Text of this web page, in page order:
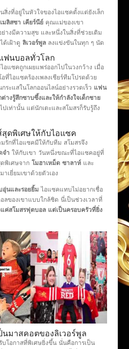
สิ่งที่อยู่ในหัวใจของไอแซคตั้งแต่ยังเล็ก
เมลิสซา เคียร์นีย์คุณแม่ของเขา
างมีความสุข และหนึ่งในสิ่งที่ช่วยเติม
ด้เฝ้าดู ลิเวอร์พูลลงแข่งขันในทุก ๆ นัด
ฟนบอลทั่วโลก
อแซคถูกเผยแพร่ออกไปในวงกว้าง เมื่อ
ที่ไอแซคร้องเพลงเชียร์ทีมโปรดด้วย
ระแสในโลกออนไลน์อย่างรวดเร็ว แฟน
างรู้สึกซาบซึ้งและให้กำลังใจเด็กชาย
เท่านั้น แต่นักเตะและสโมสรก็รับรู้ถึง
สุดพิเศษให้กับไอแซค
มรักที่ไอแซคมีให้กับทีม สโมสรจึง
จำ ให้กับเขา วันหนึ่งขณะที่ไอแซคอยู่ที่
ดพิเศษจาก โมฮาเหม็ด ซาลาห์และ
เยี่ยมเขาด้วยตัวเอง
อุ่นและรอยยิ้มไอแซคแทบไม่อยากเชื่อ
ลของเขาแบบใกล้ชิด นี่เป็นช่วงเวลาที่
แค่สโมสรฟุตบอล แต่เป็นครอบครัวที่ยิ่ง
มาสคอตของลิเวอร์พูล
โอกาสที่พิเศษยิ่งขึ้น นั่นคือการเป็น